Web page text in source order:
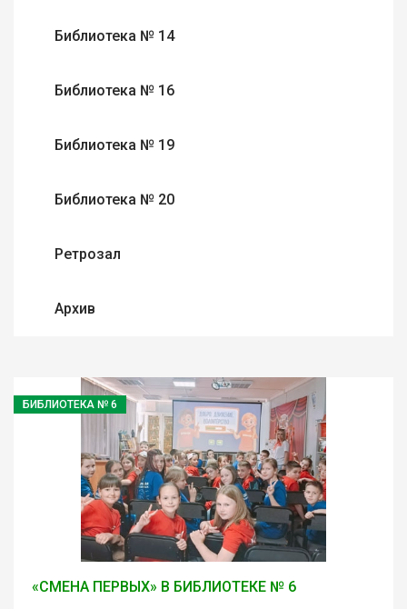
Библиотека № 14
Библиотека № 16
Библиотека № 19
Библиотека № 20
Ретрозал
Архив
БИБЛИОТЕКА № 6
«СМЕНА ПЕРВЫХ» В БИБЛИОТЕКЕ № 6